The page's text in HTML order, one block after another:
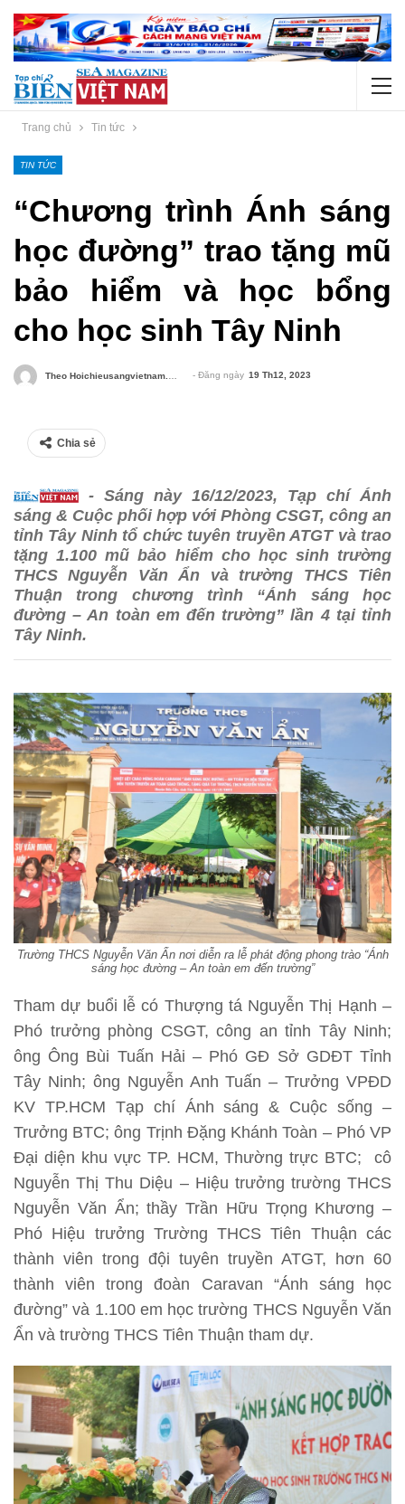
Trang chủ Tin tức
TIN TỨC
“Chương trình Ánh sáng
học đường” trao tặng mũ
bảo hiểm và học bổng
cho học sinh Tây Ninh
- Đăng ngày 19 Th12, 2023
Chia sẻ
- Sáng này 16/12/2023, Tạp chí Ánh
sáng & Cuộc phối hợp với Phòng CSGT, công an
tỉnh Tây Ninh tổ chức tuyên truyền ATGT và trao
tặng 1.100 mũ bảo hiểm cho học sinh trường
THCS Nguyễn Văn Ẩn và trường THCS Tiên
Thuận trong chương trình “Ánh sáng học
đường – An toàn em đến trường” lần 4 tại tỉnh
Tây Ninh.
Trường THCS Nguyễn Văn Ẩn nơi diễn ra lễ phát động phong trào “Ánh
sáng học đường – An toàn em đến trường”
Tham dự buổi lễ có Thượng tá Nguyễn Thị Hạnh –
Phó trưởng phòng CSGT, công an tỉnh Tây Ninh;
ông Ông Bùi Tuấn Hải – Phó GĐ Sở GDĐT Tỉnh
Tây Ninh; ông Nguyễn Anh Tuấn – Trưởng VPĐD
KV TP.HCM Tạp chí Ánh sáng & Cuộc sống –
Trưởng BTC; ông Trịnh Đặng Khánh Toàn – Phó VP
Đại diện khu vực TP. HCM, Thường trực BTC; cô
Nguyễn Thị Thu Diệu – Hiệu trưởng trường THCS
Nguyễn Văn Ẩn; thầy Trần Hữu Trọng Khương –
Phó Hiệu trưởng Trường THCS Tiên Thuận các
thành viên trong đội tuyên truyền ATGT, hơn 60
thành viên trong đoàn Caravan “Ánh sáng học
đường” và 1.100 em học trường THCS Nguyễn Văn
Ẩn và trường THCS Tiên Thuận tham dự.